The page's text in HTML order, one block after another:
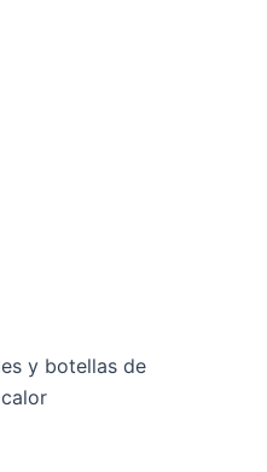
y botellas de